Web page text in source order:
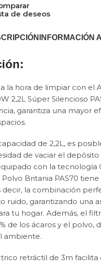
de deseos
INFORMACIÓN
la hora de limpiar con el
2,2L Súper Silencioso
garantiza una mayor
de 2,2L, es
de vaciar el
con la tecnología
Britania PAS70
decir, la combinación
ruido, garantizando una
tu hogar. Además, el
de los ácaros y el polvo,
ambiente.
retráctil de 3m facilita